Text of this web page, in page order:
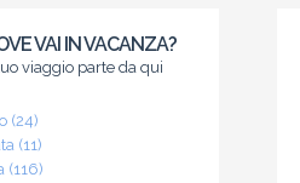
VAI IN VACANZA?
viaggio parte da qui
(24)
(11)
(116)